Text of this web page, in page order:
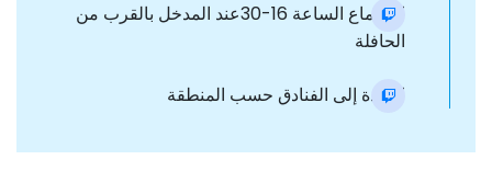
الاجتماع الساعة 16-30عند المدخل بالقرب من
الحافلة
العودة إلى الفنادق حسب المنطقة